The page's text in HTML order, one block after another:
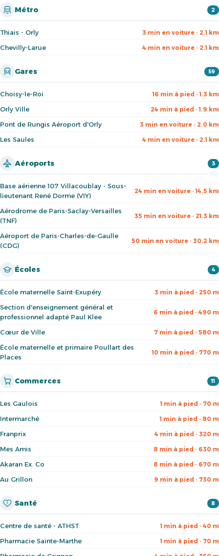
Métro 2
Thiais - Orly 3 min en voiture · 2.1 km
Chevilly-Larue 4 min en voiture · 2.1 km
Gares 59
Choisy-le-Roi 16 min à pied · 1.3 km
Orly Ville 24 min à pied · 1.9 km
Pont de Rungis Aéroport d'Orly 3 min en voiture · 2.0 km
Les Saules 4 min en voiture · 2.1 km
Aéroports 3
Base aérienne 107 Villacoublay - Sous-
lieutenant René Dorme (VIY)
24 min en voiture · 14.5 km
Aérodrome de Paris-Saclay-Versailles
(TNF)
35 min en voiture · 21.3 km
Aéroport de Paris-Charles-de-Gaulle
(CDG)
50 min en voiture · 30.2 km
Écoles 4
École maternelle Saint-Exupéry 3 min à pied · 250 m
Section d'enseignement général et
professionnel adapté Paul Klee
6 min à pied · 490 m
Cœur de Ville 7 min à pied · 580 m
École maternelle et primaire Poullart des
Places
10 min à pied · 770 m
Commerces 11
Les Gaulois 1 min à pied · 70 m
Intermarché 1 min à pied · 80 m
Franprix 4 min à pied · 320 m
Mes Amis 8 min à pied · 630 m
Akaran Ex. Co 8 min à pied · 670 m
Au Grillon 9 min à pied · 730 m
Santé 8
Centre de santé - ATHST 1 min à pied · 40 m
Pharmacie Sainte-Marthe 1 min à pied · 70 m